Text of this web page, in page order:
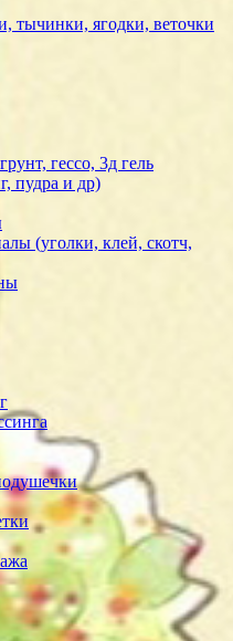
тычинки, ягодки, веточки
гессо, 3д гель
пудра и др)
(уголки, клей, скотч,